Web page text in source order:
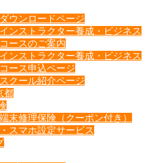
ウンロードページ
ンストラクター養成・ビジネス
ースのご案内
ンストラクター養成・ビジネス
ース申込ページ
クール紹介ページ
都
末修理保険（クーポン付き）
スマホ設定サービス